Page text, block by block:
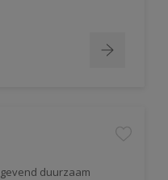
duurzaam